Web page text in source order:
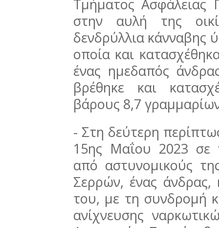
Τμήματος Ασφάλειας
στην αυλή της
δενδρύλλια κάνναβης
οποία και
ένας ημεδαπός
βρέθηκε και
βάρους 8,7
- Στη δεύτερη
15ης Μαΐου 2023 σε
από αστυνομικούς
Σερρών, ένας άνδρας,
του, με τη συνδρομή
ανίχνευσης